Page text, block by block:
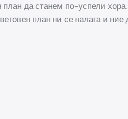
план да станем по-успели
план ни се налага и ние